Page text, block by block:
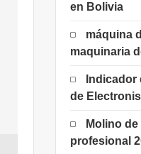
en Bolivia
máquina
maquinaria
de
Molino
profesional